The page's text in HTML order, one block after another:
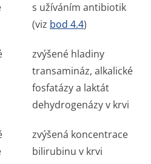
s užíváním antibiotik
(viz bod 4.4)
zvýšené hladiny
transamináz, alkalické
fosfatázy a laktát
dehydrogenázy v krvi
zvýšená koncentrace
bilirubinu v krvi